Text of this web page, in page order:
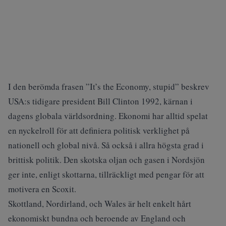
I den berömda frasen ”It’s the Economy, stupid” beskrev
USA:s tidigare president Bill Clinton 1992, kärnan i
dagens globala världsordning. Ekonomi har alltid spelat
en nyckelroll för att definiera politisk verklighet på
nationell och global nivå. Så också i allra högsta grad i
brittisk politik. Den skotska oljan och gasen i Nordsjön
ger inte, enligt skottarna, tillräckligt med pengar för att
motivera en Scoxit.
Skottland, Nordirland, och Wales är helt enkelt hårt
ekonomiskt bundna och beroende av England och